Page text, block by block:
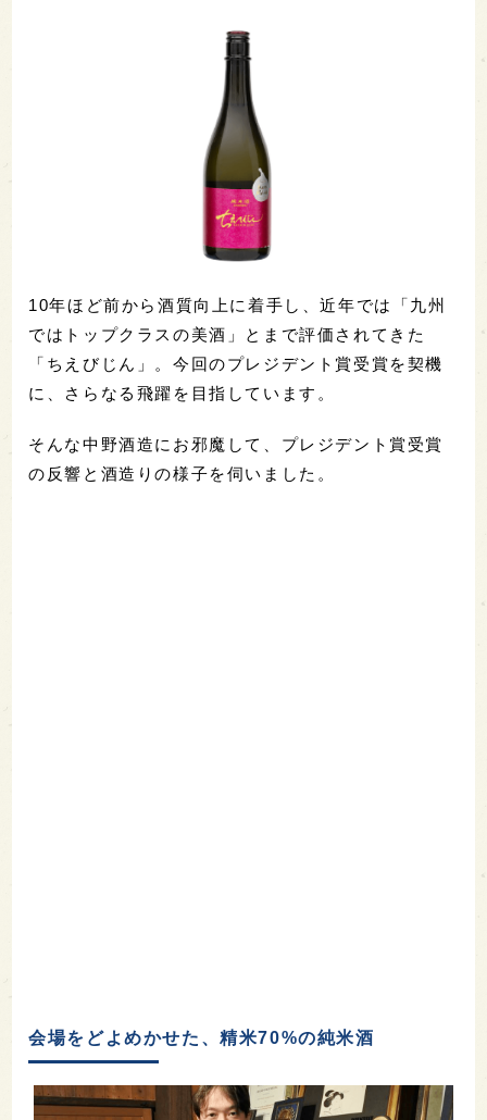
10年ほど前から酒質向上に着手し、近年では「九州
ではトップクラスの美酒」とまで評価されてきた
「ちえびじん」。今回のプレジデント賞受賞を契機
に、さらなる飛躍を目指しています。
そんな中野酒造にお邪魔して、プレジデント賞受賞
の反響と酒造りの様子を伺いました。
会場をどよめかせた、精米70%の純米酒